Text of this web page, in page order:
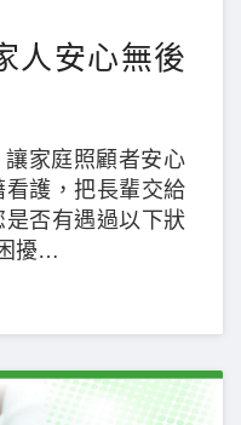
人安心無後
家庭照顧者安心
護，把長輩交給
否有遇過以下狀
擾…